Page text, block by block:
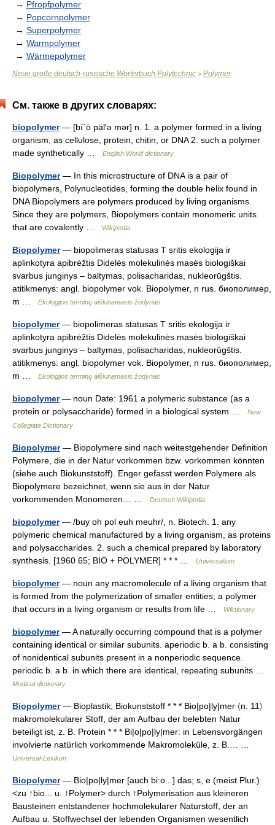
→ Pfropfpolymer
→ Popcornpolymer
→ Superpolymer
→ Warmpolymer
→ Wärmepolymer
Neue große deutsch-russische Wörterbuch Polytechnic > Polymer
См. также в других словарях:
biopolymer— [bī΄ō päl′ə mər] n. 1. a polymer formed in a living
organism, as cellulose, protein, chitin, or DNA 2. such a polymer
made synthetically …
English World dictionary
Biopolymer— In this microstructure of DNA is a pair of
biopolymers, Polynucleotides, forming the double helix found in
DNA Biopolymers are polymers produced by living organisms.
Since they are polymers, Biopolymers contain monomeric units
that are covalently …
Wikipedia
Biopolymer— biopolimeras statusas T sritis ekologija ir
aplinkotyra apibrėžtis Didelės molekulinės masės biologiškai
svarbus junginys – baltymas, polisacharidas, nukleorūgštis.
atitikmenys: angl. biopolymer vok. Biopolymer, n rus. биополимер,
m …
Ekologijos terminų aiškinamasis žodynas
biopolymer— biopolimeras statusas T sritis ekologija ir
aplinkotyra apibrėžtis Didelės molekulinės masės biologiškai
svarbus junginys – baltymas, polisacharidas, nukleorūgštis.
atitikmenys: angl. biopolymer vok. Biopolymer, n rus. биополимер,
m …
Ekologijos terminų aiškinamasis žodynas
biopolymer— noun Date: 1961 a polymeric substance (as a
protein or polysaccharide) formed in a biological system …
New
Collegiate Dictionary
Biopolymer— Biopolymere sind nach weitestgehender Definition
Polymere, die in der Natur vorkommen bzw. vorkommen könnten
(siehe auch Biokunststoff). Enger gefasst werden Polymere als
Biopolymere bezeichnet, wenn sie aus in der Natur
vorkommenden Monomeren… …
Deutsch Wikipedia
biopolymer— /buy oh pol euh meuhr/, n. Biotech. 1. any
polymeric chemical manufactured by a living organism, as proteins
and polysaccharides. 2. such a chemical prepared by laboratory
synthesis. [1960 65; BIO + POLYMER] * * * …
Universalium
biopolymer— noun any macromolecule of a living organism that
is formed from the polymerization of smaller entities; a polymer
that occurs in a living organism or results from life …
Wiktionary
biopolymer— A naturally occurring compound that is a polymer
containing identical or similar subunits. aperiodic b. a b. consisting
of nonidentical subunits present in a nonperiodic sequence.
periodic b. a b. in which there are identical, repeating subunits …
Medical dictionary
Biopolymer— Bioplastik; Biokunststoff * * * Bio|po|ly|mer 〈n. 11〉
makromolekularer Stoff, der am Aufbau der belebten Natur
beteiligt ist, z. B. Protein * * * Bi|o|po|ly|mer: in Lebensvorgängen
involvierte natürlich vorkommende Makromoleküle, z. B.… …
Universal-Lexikon
Biopolymer— Bio|po|ly|mer [auch bi:o...] das; s, e (meist Plur.)
<zu ↑bio... u. ↑Polymer> durch ↑Polymerisation aus kleineren
Bausteinen entstandener hochmolekularer Naturstoff, der an
Aufbau u. Stoffwechsel der lebenden Organismen wesentlich